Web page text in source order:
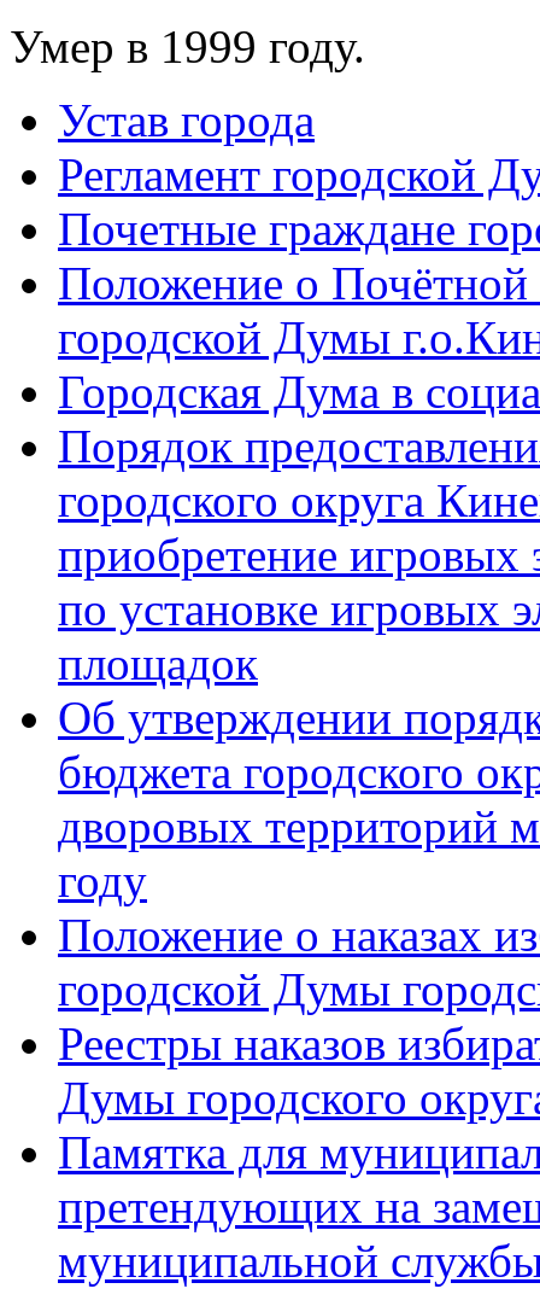
Умер в 1999 году.
Устав города
Регламент городской
Почетные граждане
Положение о Почётной
городской Думы
Городская Дума в
Порядок
городского округа
приобретение игровых
по установке игровых
площадок
Об утверждении
бюджета городского
дворовых территорий
году
Положение о наказах
городской Думы
Реестры наказов
Думы городского
Памятка для
претендующих на
муниципальной